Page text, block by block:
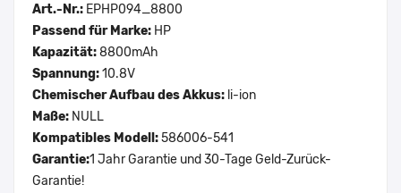
Art.-Nr.: EPHP094_8800
Passend für Marke: HP
Kapazität:8800mAh
Spannung:10.8V
Chemischer Aufbau des Akkus: li-ion
Maße: NULL
Kompatibles Modell:586006-541
Garantie:1 Jahr Garantie und 30-Tage Geld-Zurück-
Garantie!